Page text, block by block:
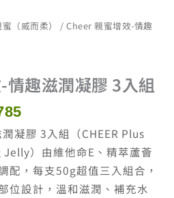
（威而柔）
/ Cheer 親蜜增效-情趣
趣滋潤凝膠 3入組
。
目
前
價
格：
NT$1,785。
凝膠 3入組（CHEER Plus
）由維他命E、精萃蘆薈
配，每支50g超值三入組合，
位設計，溫和滋潤、補充水